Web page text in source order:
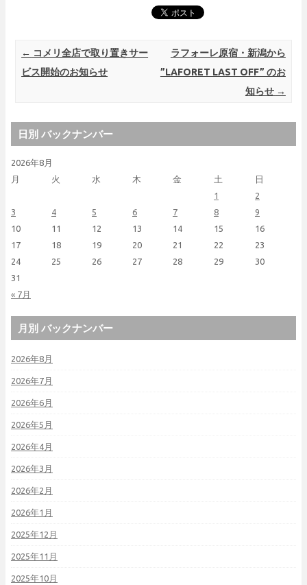
Post navigation
← コメリ全店で取り置きサー
ビス開始のお知らせ
ラフォーレ原宿・新潟から
”LAFORET LAST OFF” のお
知らせ →
日別 バックナンバー
2026年8月
月
火 水 木 金 土 日
« 7月
1
2
3
4 5 6 7 8
9
10
11 12 13 14 15
16
17
18 19 20 21 22
23
24
25 26 27 28 29
30
31
月別 バックナンバー
2026年8月
2026年7月
2026年6月
2026年5月
2026年4月
2026年3月
2026年2月
2026年1月
2025年12月
2025年11月
2025年10月